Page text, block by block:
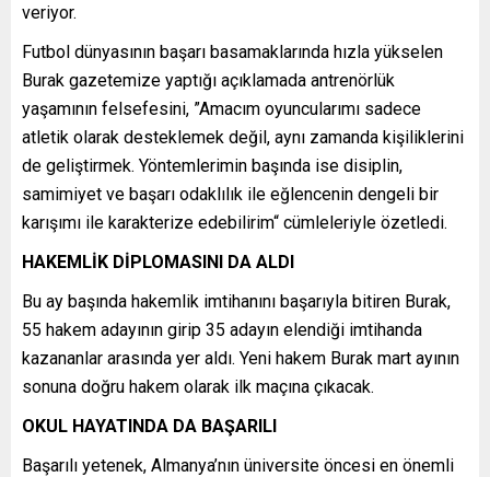
veriyor.
Futbol dünyasının başarı basamaklarında hızla yükselen
Burak gazetemize yaptığı açıklamada antrenörlük
yaşamının felsefesini, ”Amacım oyuncularımı sadece
atletik olarak desteklemek değil, aynı zamanda kişiliklerini
de geliştirmek. Yöntemlerimin başında ise disiplin,
samimiyet ve başarı odaklılık ile eğlencenin dengeli bir
karışımı ile karakterize edebilirim“ cümleleriyle özetledi.
HAKEMLİK DİPLOMASINI DA ALDI
Bu ay başında hakemlik imtihanını başarıyla bitiren Burak,
55 hakem adayının girip 35 adayın elendiği imtihanda
kazananlar arasında yer aldı. Yeni hakem Burak mart ayının
sonuna doğru hakem olarak ilk maçına çıkacak.
OKUL HAYATINDA DA BAŞARILI
Başarılı yetenek, Almanya’nın üniversite öncesi en önemli